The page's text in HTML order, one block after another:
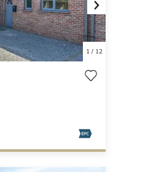
Next
1/ 12